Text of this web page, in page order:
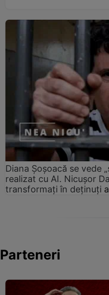
Diana Șoșoacă se vede
realizat cu AI. Nicușor
transformați în deținuți
Parteneri